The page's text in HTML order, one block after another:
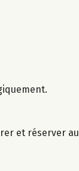
et réserver au